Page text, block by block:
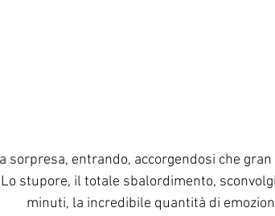
sorpresa, entrando, accorgendosi che
Lo stupore, il totale sbalordimento,
minuti, la incredibile quantità di